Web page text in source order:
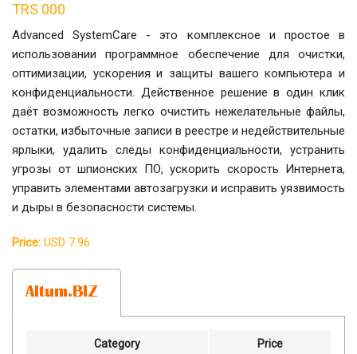
TRS 000
Advanced SystemCare - это комплексное и простое в
использовании программное обеспечение для очистки,
оптимизации, ускорения и защиты вашего компьютера и
конфиденциальности. Действенное решение в один клик
даёт возможность легко очистить нежелательные файлы,
остатки, избыточные записи в реестре и недействительные
ярлыки, удалить следы конфиденциальности, устранить
угрозы от шпионских ПО, ускорить скорость Интернета,
управить элементами автозагрузки и исправить уязвимость
и дыры в безопасности системы.
Price: USD 7.96
Category Price